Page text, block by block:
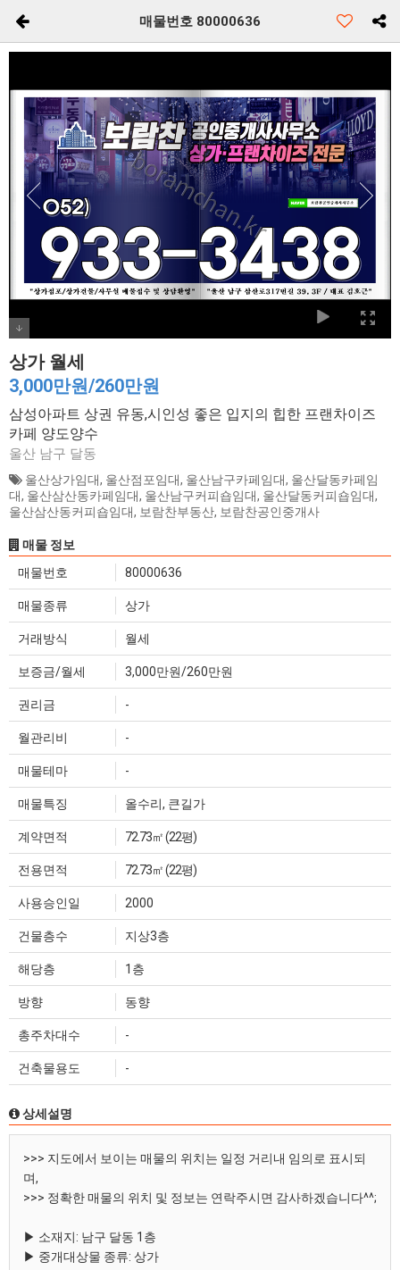
매물번호 80000636
상가 월세
3,000만원/260만원
삼성아파트 상권 유동,시인성 좋은 입지의 힙한 프랜차이즈
카페 양도양수
울산 남구 달동
울산상가임대, 울산점포임대, 울산남구카페임대, 울산달동카페임
대, 울산삼산동카페임대, 울산남구커피숍임대, 울산달동커피숍임대,
울산삼산동커피숍임대, 보람찬부동산, 보람찬공인중개사
매물 정보
매물번호
80000636
매물종류 상가
거래방식 월세
보증금/월세 3,000만원/260만원
권리금 -
월관리비 -
매물테마 -
매물특징 올수리, 큰길가
계약면적 72.73㎡ (22평)
전용면적 72.73㎡ (22평)
사용승인일 2000
건물층수 지상3층
해당층 1층
방향 동향
총주차대수 -
건축물용도 -
상세설명
>>> 지도에서 보이는 매물의 위치는 일정 거리내 임의로 표시되
며,
>>> 정확한 매물의 위치 및 정보는 연락주시면 감사하겠습니다^^;
▶ 소재지: 남구 달동 1층
▶ 중개대상물 종류: 상가